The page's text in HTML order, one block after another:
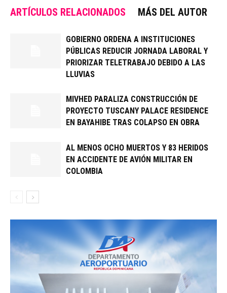
ARTÍCULOS RELACIONADOS MÁS DEL AUTOR
GOBIERNO ORDENA A INSTITUCIONES
PÚBLICAS REDUCIR JORNADA LABORAL Y
PRIORIZAR TELETRABAJO DEBIDO A LAS
LLUVIAS
MIVHED PARALIZA CONSTRUCCIÓN DE
PROYECTO TUSCANY PALACE RESIDENCE
EN BAYAHIBE TRAS COLAPSO EN OBRA
AL MENOS OCHO MUERTOS Y 83 HERIDOS
EN ACCIDENTE DE AVIÓN MILITAR EN
COLOMBIA